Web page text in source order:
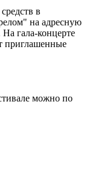
в
на адресную
гала-концерте
приглашенные
можно по